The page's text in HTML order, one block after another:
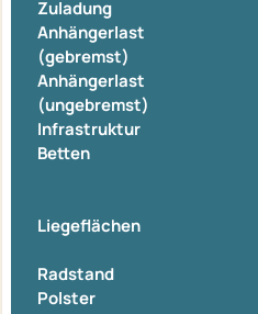
Zuladung
Anhängerlast
(gebremst)
Anhängerlast
(ungebremst)
Infrastruktur
Betten
Liegeflächen
Radstand
Polster